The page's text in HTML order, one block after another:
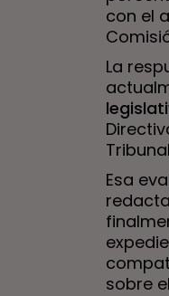
con el
La
Esa
sobre